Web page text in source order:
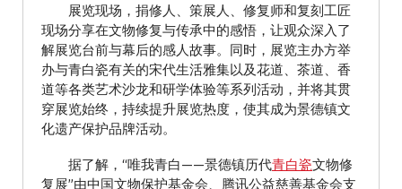
展览现场，捐修人、策展人、修复师和复刻工匠
现场分享在文物修复与传承中的感悟，让观众深入了
解展览台前与幕后的感人故事。同时，展览主办方举
办与青白瓷有关的宋代生活雅集以及花道、茶道、香
道等各类艺术沙龙和研学体验等系列活动，并将其贯
穿展览始终，持续提升展览热度，使其成为景德镇文
化遗产保护品牌活动。
据了解，“唯我青白——景德镇历代青白瓷文物修
复展”由中国文物保护基金会、腾讯公益慈善基金会支